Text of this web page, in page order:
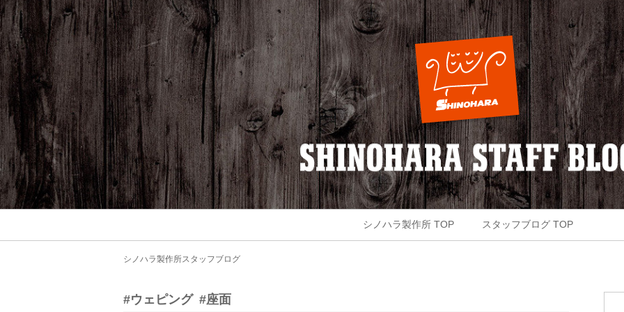
シノハラ製作所 TOP スタッフブログ TOP
シノハラ製作所スタッフブログ
#ウェピング #座面